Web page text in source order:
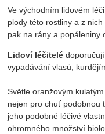
Ve východním lidovém
plody této rostliny a z
pak na rány a popáleniny
Lidoví léčitelé
vypadávání vlasů,
Světle oranžovým
nejen pro chuť podobnou
jeho podobné léčivé
ohromného množství